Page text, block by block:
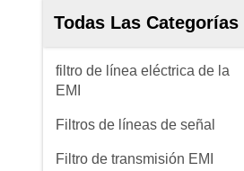
Todas Las Categorías
filtro de línea eléctrica de la
EMI
Filtros de líneas de señal
Filtro de transmisión EMI